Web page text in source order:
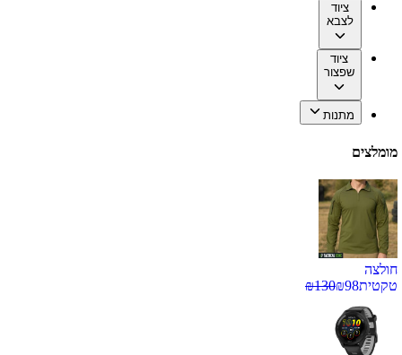
ציוד
לצבא
ציוד
שפצור
מתנות
מומלצים
חולצה
טקטית
₪98
₪130